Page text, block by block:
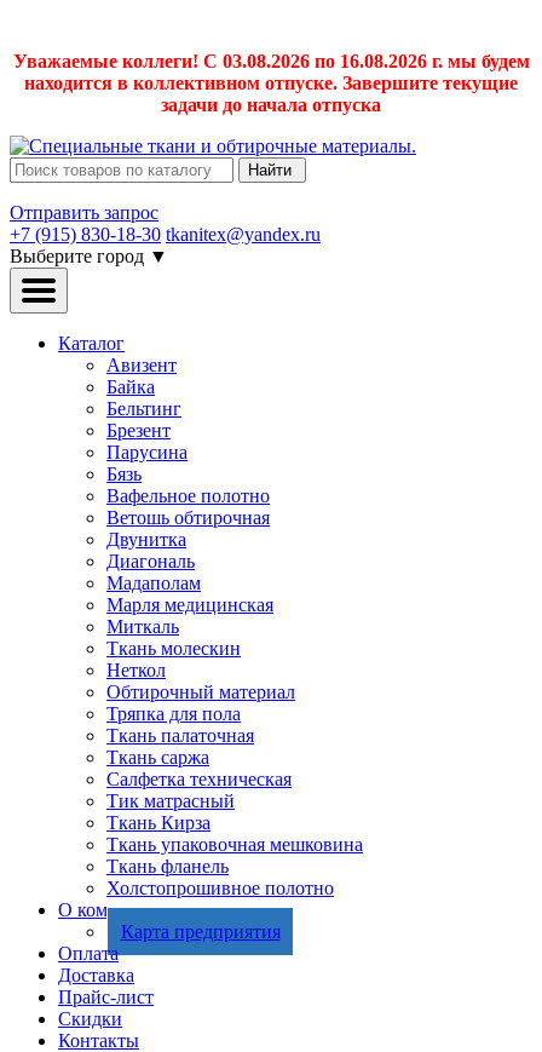
Уважаемые коллеги! С 03.08.2026 по 16.08.2026 г. мы будем
находится в коллективном отпуске. Завершите текущие
задачи до начала отпуска
Найти
Отправить запрос
+7 (915) 830-18-30 tkanitex@yandex.ru
Выберите город ▼
Каталог
Авизент
Байка
Бельтинг
Брезент
Парусина
Бязь
Вафельное полотно
Ветошь обтирочная
Двунитка
Диагональ
Мадаполам
Марля медицинская
Миткаль
Ткань молескин
Неткол
Обтирочный материал
Тряпка для пола
Ткань палаточная
Ткань саржа
Салфетка техническая
Тик матрасный
Ткань Кирза
Ткань упаковочная мешковина
Ткань фланель
Холстопрошивное полотно
О компании
Карта предприятия
Оплата
Доставка
Прайс-лист
Скидки
Контакты